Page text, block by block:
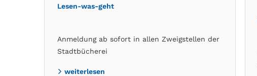
Lesen-was-geht
Anmeldung ab sofort in allen Zweigstellen der
Stadtbücherei
weiterlesen